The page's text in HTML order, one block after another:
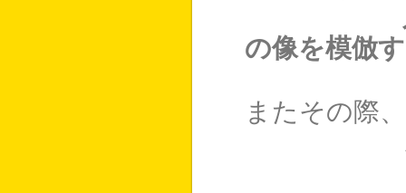
の像を模倣
またその際
ことが